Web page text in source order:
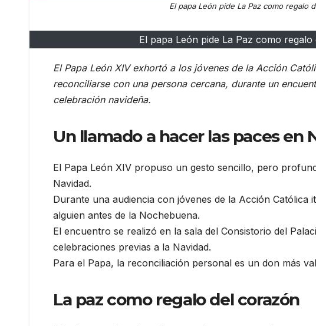
El papa León pide La Paz como regalo
El papa León pide La Paz como regalo
El Papa León XIV exhortó a los jóvenes de la Acción
reconciliarse con una persona cercana, durante un
celebración navideña.
Un llamado a hacer las paces en
El Papa León XIV propuso un gesto sencillo, pero
Navidad.
Durante una audiencia con jóvenes de la Acción
alguien antes de la Nochebuena.
El encuentro se realizó en la sala del Consistorio del
celebraciones previas a la Navidad.
Para el Papa, la reconciliación personal es un don más
La paz como regalo del corazón